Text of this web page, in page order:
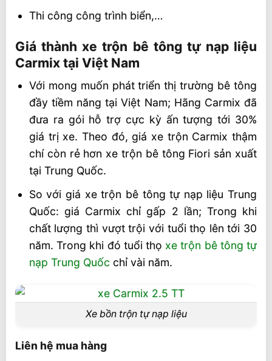
Thi công công trình biển,…
Giá thành xe trộn bê tông tự nạp liệu
Carmix tại Việt Nam
Với mong muốn phát triển thị trường bê tông
đầy tiềm năng tại Việt Nam; Hãng Carmix đã
đưa ra gói hỗ trợ cực kỳ ấn tượng tới 30%
giá trị xe. Theo đó, giá xe trộn Carmix thậm
chí còn rẻ hơn xe trộn bê tông Fiori sản xuất
tại Trung Quốc.
So với giá xe trộn bê tông tự nạp liệu Trung
Quốc: giá Carmix chỉ gấp 2 lần; Trong khi
chất lượng thì vượt trội với tuổi thọ lên tới 30
năm. Trong khi đó tuổi thọ xe trộn bê tông tự
nạp Trung Quốc chỉ vài năm.
Xe bồn trộn tự nạp liệu
Liên hệ mua hàng